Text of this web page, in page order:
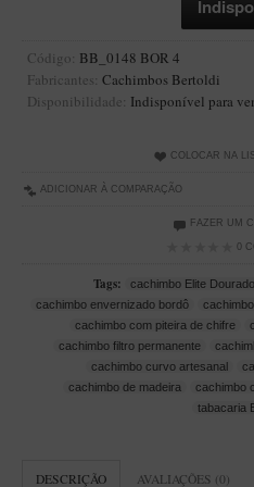
SUPORTES
Suporte Botinha para 1 cachimbo
Suporte para 2 Cachimbos
Suporte Redondo
Cachimbos com Anel
Cachimbos Mini
Giovanni Encerado
Código: BB_0148 BOR 4
Fabricantes: Cachimbos Bertoldi
Disponibilidade: Indisponível para
COLOCAR NA
ADICIONAR À COMPARAÇÃO
FAZER UM
0
Tags: cachimbo Elite Dourado
cachimbo envernizado bordô
cachimbo com piteira de chifre
cachimbo filtro permanente
cachimbo curvo artesanal
cachimbo de madeira
cachimbo
tabacaria
DESCRIÇÃO AVALIAÇÕES (0)